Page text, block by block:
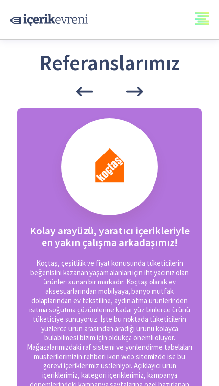
Referanslarımız
Kolay arayüzü, yaratıcı içerikleriyle
en yakın çalışma arkadaşımız!
Koçtaş, çeşitlilik ve fiyat konusunda tüketicilerin
beğenisini kazanan yaşam alanları için ihtiyacınız olan
ürünleri sunan bir markadır. Koçtaş olarak ev
aksesuarlarından mobilyaya, banyo mutfak
dolaplarından ev tekstiline, aydınlatma ürünlerinden
ısıtma soğutma çözümlerine kadar yüz binlerce ürünü
tüketiciye sunuyoruz. İşte bu noktada tüketicilerin
yüzlerce ürün arasından aradığı ürünü kolayca
bulabilmesi bizim için oldukça önemli oluyor.
Mağazalarımızdaki raf sistemi ve yönlendirme tabelaları
müşterilerimizin rehberi iken web sitemizde ise bu
görevi içeriklerimiz üstleniyor. Açıklayıcı ürün
içeriklerimiz, kategori içeriklerimiz, kampanya